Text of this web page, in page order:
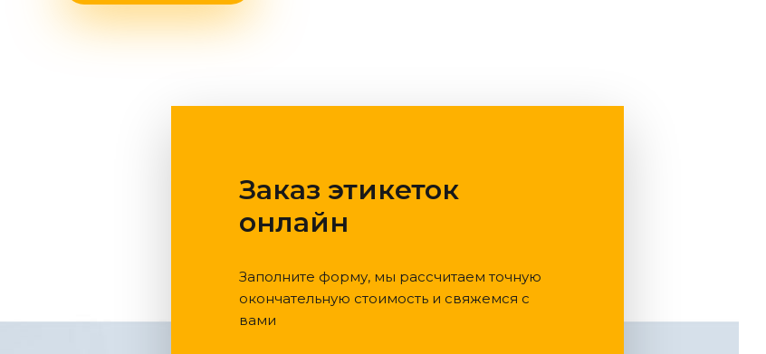
Заказ этикеток
онлайн
Заполните форму, мы рассчитаем точную
окончательную стоимость и свяжемся с
вами